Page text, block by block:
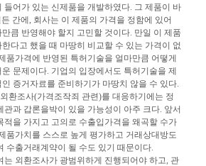
들어가 있는 신제품을 개발하였다. 그 제품이 바
간에, 회사는 이 제품의 가격을 정함에 있어
큼 반영해야 할지 고민할 것이다. 만일 이 제품
다고 했을 때 마땅히 비교할 수 있는 가격이 없
품가격에 반영된 특허기술을 얼마만큼 어떻게
문제이다. 기업의 입장에서도 특허기술을 제
증거자료를 준비하기가 마땅치 않을 수 있다.
환조사(가격조작죄 관련)를 대응하기에는 정
관과 갑론을박이 있을 가능성이 아주 크다. 앞서
적을 가지고 고의로 수출입가격을 왜곡할 수가
품가치를 스스로 높게 평가하고 거래상대방도
수출거래계약이 될 수도 있기 때문이다.
는 외환조사가 광범위하게 진행되어야 하고, 관